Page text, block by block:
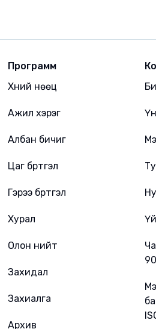
Программ
Хүний нөөц
Ажил хэрэг
Албан бичиг
Цаг бүртгэл
Гэрээ бүртгэл
Хурал
Олон нийт
Захидал
Захиалга
Архив